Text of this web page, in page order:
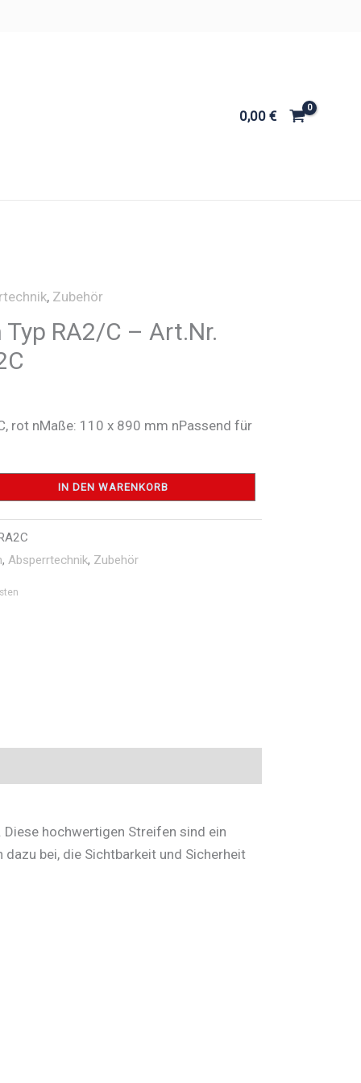
0,00 €
, Zubehör
RA2/C – Art.Nr.
rot nMaße: 110 x 890 mm nPassend für
IN DEN WARENKORB
, Absperrtechnik, Zubehör
hochwertigen Streifen sind ein
bei, die Sichtbarkeit und Sicherheit